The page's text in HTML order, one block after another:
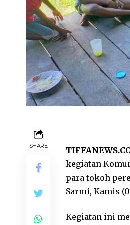
SHARE
kegiatan
para tokoh
Sarmi, Kamis
Kegiatan ini